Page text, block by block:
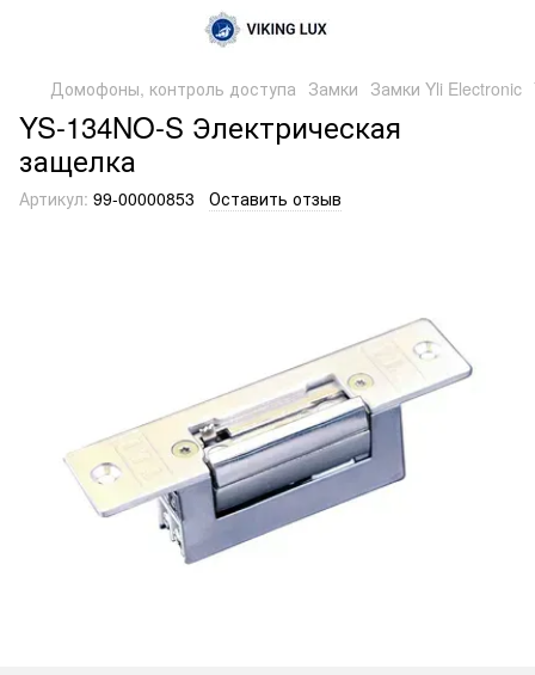
Домофоны, контроль доступа Замки Замки Yli Electronic
YS-134NO-S Электрическая
защелка
Артикул: 99-00000853 Оставить отзыв